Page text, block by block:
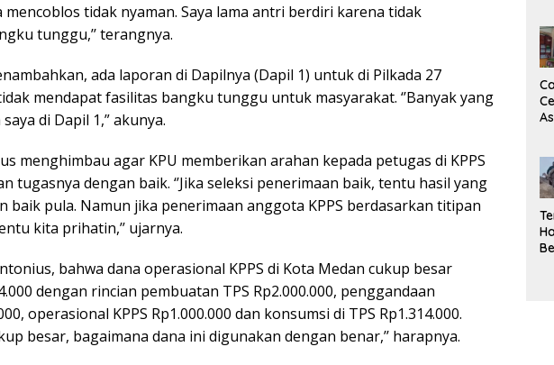
mencoblos tidak nyaman. Saya lama antri berdiri karena tidak
tunggu,’’ terangnya.
ada laporan di Dapilnya (Dapil 1) untuk di Pilkada 27
mendapat fasilitas bangku tunggu untuk masyarakat. ‘’Banyak yang
di Dapil 1,” akunya.
menghimbau agar KPU memberikan arahan kepada petugas di KPPS
tugasnya dengan baik. ‘’Jika seleksi penerimaan baik, tentu hasil yang
baik pula. Namun jika penerimaan anggota KPPS berdasarkan titipan
kita prihatin,’’ ujarnya.
bahwa dana operasional KPPS di Kota Medan cukup besar
dengan rincian pembuatan TPS Rp2.000.000, penggandaan
operasional KPPS Rp1.000.000 dan konsumsi di TPS Rp1.314.000.
besar, bagaimana dana ini digunakan dengan benar,’’ harapnya.